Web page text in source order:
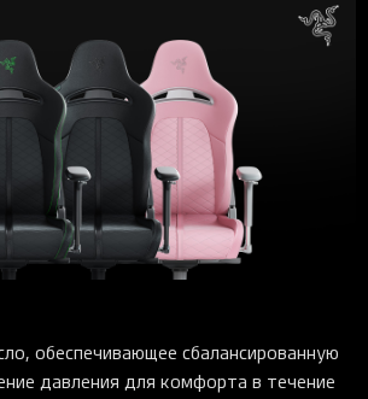
обеспечивающее сбалансированную
давления для комфорта в течение